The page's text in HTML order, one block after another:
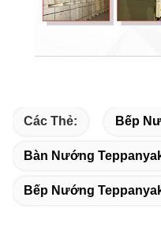
Các Thẻ: Bếp
Bàn Nướng
Bếp Nướng